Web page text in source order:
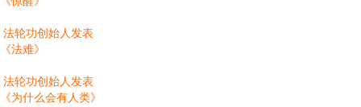
法轮功创始人发表
《法难》
法轮功创始人发表
《为什么会有人类》